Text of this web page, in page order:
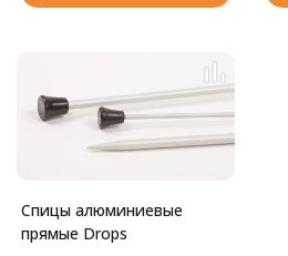
Спицы алюминиевые
прямые Drops